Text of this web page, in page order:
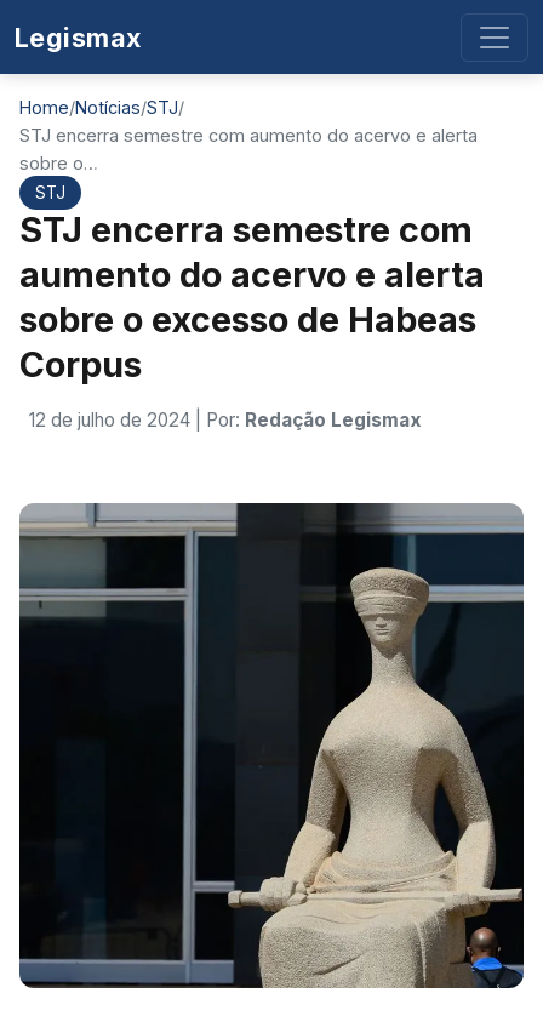
Legismax
Home/Notícias/STJ/
STJ encerra semestre com aumento do acervo e alerta
sobre o…
STJ
STJ encerra semestre com
aumento do acervo e alerta
sobre o excesso de Habeas
Corpus
12 de julho de 2024 | Por: Redação Legismax